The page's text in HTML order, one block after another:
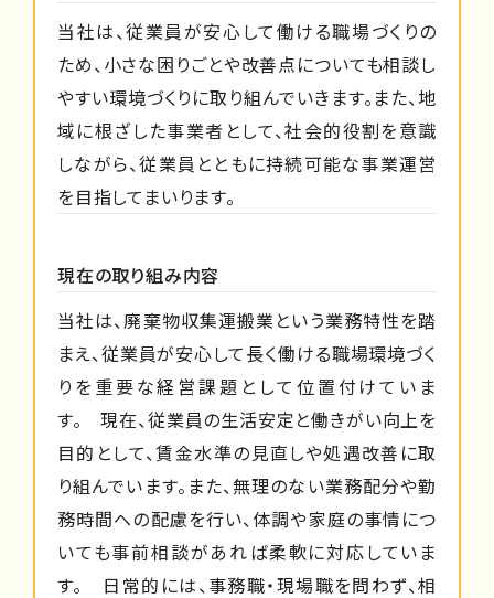
当社は、従業員が安心して働ける職場づくりの
ため、小さな困りごとや改善点についても相談し
やすい環境づくりに取り組んでいきます。また、地
域に根ざした事業者として、社会的役割を意識
しながら、従業員とともに持続可能な事業運営
を目指してまいります。
現在の取り組み内容
当社は、廃棄物収集運搬業という業務特性を踏
まえ、従業員が安心して長く働ける職場環境づく
りを重要な経営課題として位置付けていま
す。 現在、従業員の生活安定と働きがい向上を
目的として、賃金水準の見直しや処遇改善に取
り組んでいます。また、無理のない業務配分や勤
務時間への配慮を行い、体調や家庭の事情につ
いても事前相談があれば柔軟に対応していま
す。 日常的には、事務職・現場職を問わず、相